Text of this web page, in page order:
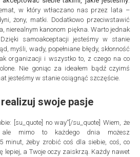
w który wtłaczano nas przez lata –
żony, matki. Dodatkowo przeciwstawić
nierealnym kanonom piękna. Warto jednak
samoakceptacji jesteśmy w stanie
myśli, wady, popełniane błędy, skłonność
organizacji i wszystko to, z czego na co
Nie goniąc za ideałem bądź czyimś
jesteśmy w stanie osiągnąć szczęście.
swoje pasje
[su_quote] no way”[/su_quote] Wiem, że
mimo to każdego dnia możesz
minut, żeby zrobić coś dla siebie, coś, co
lepiej, a Twoje oczy zaiskrzą. Każdy nawet